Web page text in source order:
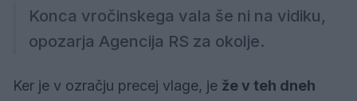
Konca vročinskega vala še ni na vidiku,
opozarja Agencija RS za okolje.
Ker je v ozračju precej vlage, je že v teh dneh